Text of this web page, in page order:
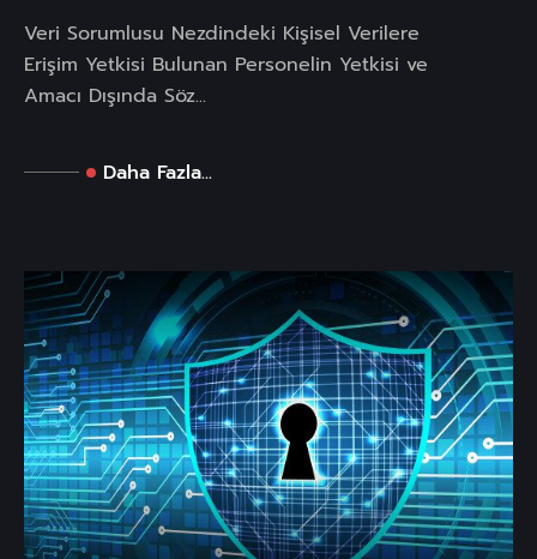
Veri Sorumlusu Nezdindeki Kişisel Verilere
Erişim Yetkisi Bulunan Personelin Yetkisi ve
Amacı Dışında Söz...
Daha Fazla...